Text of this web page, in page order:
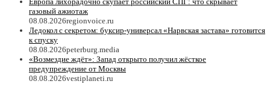
газовый ажиотаж
08.08.2026regionvoice.ru
Ледокол с секретом: буксир-универсал «Нарвская застава» готовится
к спуску
08.08.2026peterburg.media
«Возмездие ждёт»: Запад открыто получил жёсткое
предупреждение от Москвы
08.08.2026vestiplaneti.ru